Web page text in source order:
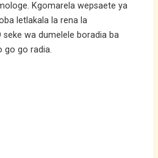
Kgomarela wepsaete ya
letlakala la rena la
seke wa dumelele boradia ba
go go radia.